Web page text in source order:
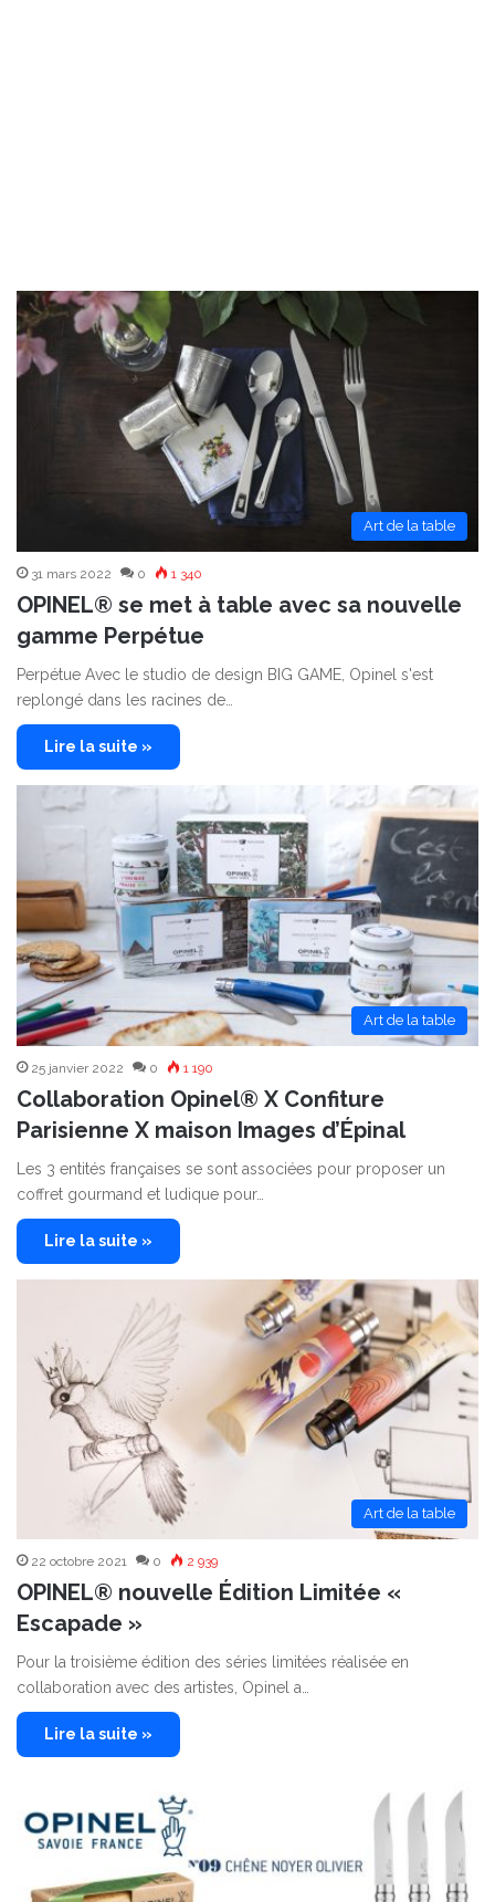
Art de la table
31 mars 2022 0 1 340
OPINEL® se met à table avec sa nouvelle
gamme Perpétue
Perpétue Avec le studio de design BIG GAME, Opinel s'est
replongé dans les racines de…
Lire la suite »
Art de la table
25 janvier 2022 0 1 190
Collaboration Opinel® X Confiture
Parisienne X maison Images d’Épinal
Les 3 entités françaises se sont associées pour proposer un
coffret gourmand et ludique pour…
Lire la suite »
Art de la table
22 octobre 2021 0 2 939
OPINEL® nouvelle Édition Limitée «
Escapade »
Pour la troisième édition des séries limitées réalisée en
collaboration avec des artistes, Opinel a…
Lire la suite »